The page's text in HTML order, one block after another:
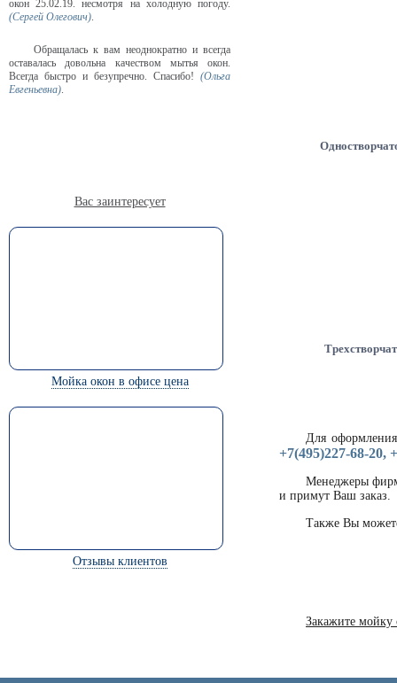
Для
+7(495)227-68-20,
Менеджеры
и примут Ваш заказ.
Также Вы
Закажите мойку
окон 25.02.19. несмотря на холодную погоду.
(Сергей Олегович).
Обращалась к вам неоднократно и всегда
оставалась довольна качеством мытья окон.
Всегда быстро и безупречно. Спасибо! (Ольга
Евгеньевна).
Вас заинтересует
Мойка окон в офисе цена
Отзывы клиентов